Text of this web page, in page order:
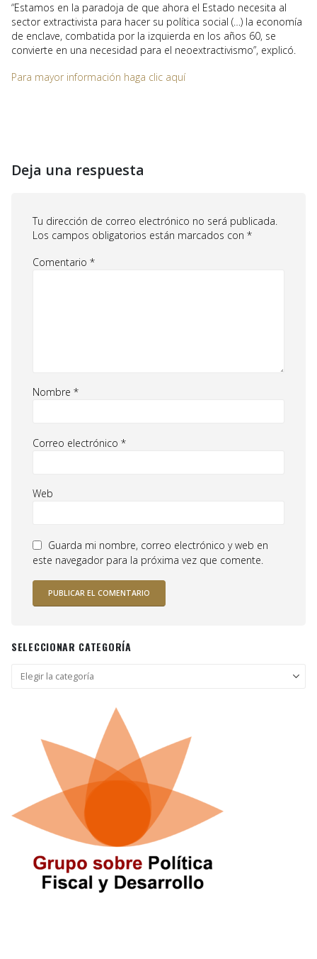
“Estamos en la paradoja de que ahora el Estado necesita al
sector extractivista para hacer su política social (…) la economía
de enclave, combatida por la izquierda en los años 60, se
convierte en una necesidad para el neoextractivismo”, explicó.
Para mayor información haga clic aquí
Deja una respuesta
Tu dirección de correo electrónico no será publicada.
Los campos obligatorios están marcados con *
Comentario *
Nombre *
Correo electrónico *
Web
Guarda mi nombre, correo electrónico y web en
este navegador para la próxima vez que comente.
SELECCIONAR CATEGORÍA
Seleccionar
categoría